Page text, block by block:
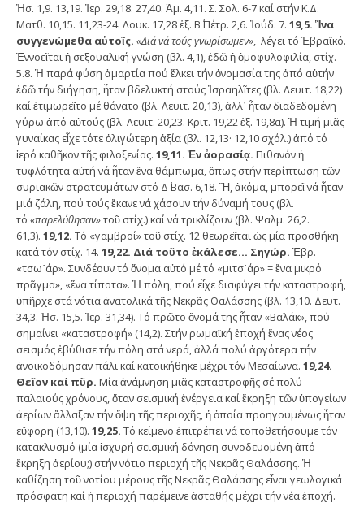
Ἠσ. 1,9. 13,19. Ἰερ. 29,18. 27,40. Ἀμ. 4,11. Σ. Σολ. 6-7 καί στήν Κ.Δ.
Ματθ. 10,15. 11,23-24. Λουκ. 17,28 ἑξ. Β΄ Πέτρ. 2,6. Ἰούδ. 7. 19,5. Ἵνα
συγγενώμεθα αὐτοῖς. «Διά νά τούς γνωρίσωμεν», λέγει τό Ἑβραϊκό.
Ἐννοεῖται ἡ σεξουαλική γνώση (βλ. 4,1), ἐδῶ ἡ ὁμοφυλοφιλία, στίχ.
5.8. Ἡ παρά φύση ἁμαρτία πού ἕλκει τήν ὀνομασία της ἀπό αὐτήν
ἐδῶ τήν διήγηση, ἦταν βδελυκτή στούς Ἰσραηλῖτες (βλ. Λευιτ. 18,22)
καί ἐτιμωρεῖτο μέ θάνατο (βλ. Λευιτ. 20,13), ἀλλ᾿ ἦταν διαδεδομένη
γύρω ἀπό αὐτούς (βλ. Λευιτ. 20,23. Κριτ. 19,22 ἑξ. 19,8α). Ἡ τιμή μιᾶς
γυναίκας εἶχε τότε ὀλιγώτερη ἀξία (βλ. 12,13· 12,10 σχόλ.) ἀπό τό
ἱερό καθῆκον τῆς φιλοξενίας. 19,11. Ἐν ἀορασίᾳ. Πιθανόν ἡ
τυφλότητα αὐτή νά ἦταν ἕνα θάμπωμα, ὅπως στήν περίπτωση τῶν
συριακῶν στρατευμάτων στό Δ΄ Βασ. 6,18. Ἤ, ἀκόμα, μπορεῖ νά ἦταν
μιά ζάλη, πού τούς ἔκανε νά χάσουν τήν δύναμή τους (βλ.
τό «παρελύθησαν»τοῦ στίχ.) καί νά τρικλίζουν (βλ. Ψαλμ. 26,2.
61,3). 19,12. Τό «γαμβροί» τοῦ στίχ. 12 θεωρεῖται ὡς μία προσθήκη
κατά τόν στίχ. 14. 19,22. Διά τοῦτο ἐκάλεσε… Σηγώρ. Ἑβρ.
«τσω῾άρ». Συνδέουν τό ὄνομα αὐτό μέ τό «μιτσ῾άρ» = ἕνα μικρό
πρᾶγμα», «ἕνα τίποτα». Ἡ πόλη, πού εἶχε διαφύγει τήν καταστροφή,
ὑπῆρχε στά νότια ἀνατολικά τῆς Νεκρᾶς Θαλάσσης (βλ. 13,10. Δευτ.
34,3. Ἠσ. 15,5. Ἰερ. 31,34). Τό πρῶτο ὄνομά της ἦταν «Βαλάκ», πού
σημαίνει «καταστροφή» (14,2). Στήν ρωμαϊκή ἐποχή ἕνας νέος
σεισμός ἐβύθισε τήν πόλη στά νερά, ἀλλά πολύ ἀργότερα τήν
ἀνοικοδόμησαν πάλι καί κατοικήθηκε μέχρι τόν Μεσαίωνα. 19,24.
Θεῖον καί πῦρ. Μία ἀνάμνηση μιᾶς καταστροφῆς σέ πολύ
παλαιούς χρόνους, ὅταν σεισμική ἐνέργεια καί ἔκρηξη τῶν ὑπογείων
ἀερίων ἄλλαξαν τήν ὄψη τῆς περιοχῆς, ἡ ὁποία προηγουμένως ἦταν
εὔφορη (13,10). 19,25. Τό κείμενο ἐπιτρέπει νά τοποθετήσουμε τόν
κατακλυσμό (μία ἰσχυρή σεισμική δόνηση συνοδευομένη ἀπό
ἔκρηξη ἀερίου;) στήν νότιο περιοχή τῆς Νεκρᾶς Θαλάσσης. Ἡ
καθίζηση τοῦ νοτίου μέρους τῆς Νεκρᾶς Θαλάσσης εἶναι γεωλογικά
πρόσφατη καί ἡ περιοχή παρέμεινε ἀσταθής μέχρι τήν νέα ἐποχή.